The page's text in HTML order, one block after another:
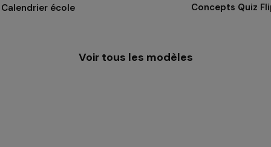
Calendrier école Concepts Quiz
Voir tous les modèles